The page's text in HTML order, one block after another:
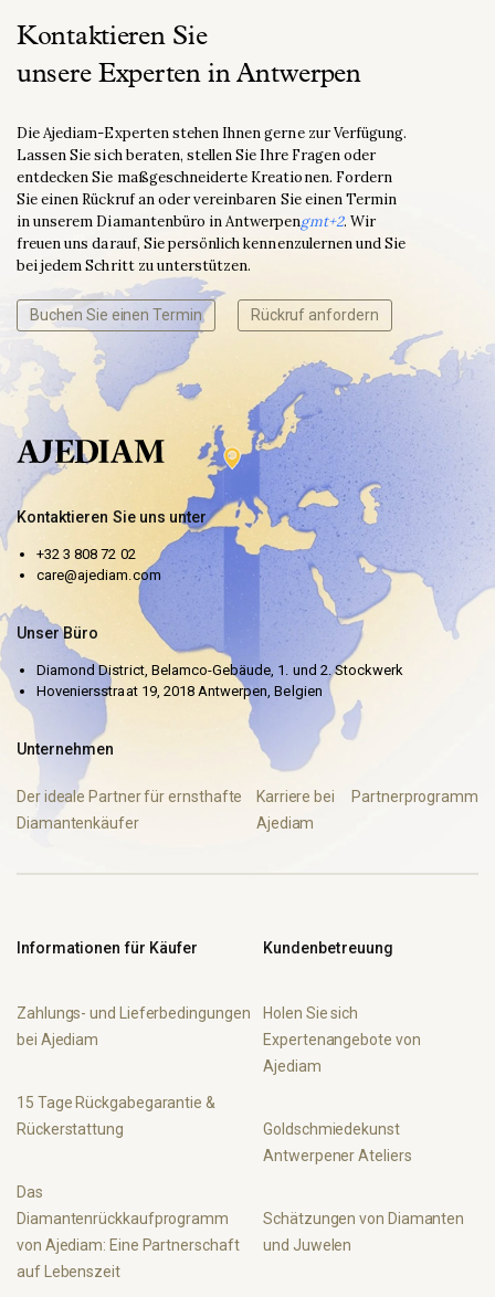
Kontaktieren Sie
unsere Experten in Antwerpen
Die Ajediam-Experten stehen Ihnen gerne zur Verfügung.
Lassen Sie sich beraten, stellen Sie Ihre Fragen oder
entdecken Sie maßgeschneiderte Kreationen. Fordern
Sie einen Rückruf an oder vereinbaren Sie einen Termin
in unserem Diamantenbüro in Antwerpengmt+2. Wir
freuen uns darauf, Sie persönlich kennenzulernen und Sie
bei jedem Schritt zu unterstützen.
Buchen Sie einen Termin Rückruf anfordern
Kontaktieren Sie uns unter
+32 3 808 72 02
care@ajediam.com
Unser Büro
Diamond District, Belamco-Gebäude, 1. und 2. Stockwerk
Hoveniersstraat 19, 2018 Antwerpen, Belgien
Unternehmen
Der ideale Partner für ernsthafte
Diamantenkäufer
Karriere bei
Ajediam
Partnerprogramm
Informationen für Käufer
Zahlungs- und Lieferbedingungen
bei Ajediam
15 Tage Rückgabegarantie &
Rückerstattung
Das
Diamantenrückkaufprogramm
von Ajediam: Eine Partnerschaft
auf Lebenszeit
Kundenbetreuung
Holen Sie sich
Expertenangebote von
Ajediam
Goldschmiedekunst
Antwerpener Ateliers
Schätzungen von Diamanten
und Juwelen